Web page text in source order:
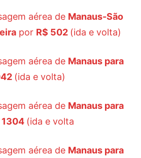
aérea de Manaus-São
por R$ 502 (ida e volta)
aérea de Manaus para
(ida e volta)
aérea de Manaus para
1304 (ida e volta
aérea de Manaus para